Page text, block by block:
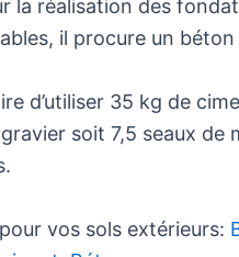
la réalisation des
il procure un
d’utiliser 35 kg de
soit 7,5 seaux de
vos sols extérieurs: